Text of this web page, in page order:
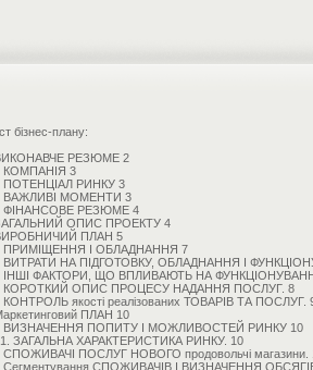
бізнес-плану:
РЕЗЮМЕ 2
КОМПАНІЯ 3
ПОТЕНЦІАЛ РИНКУ 3
ВАЖЛИВІ МОМЕНТИ 3
ФІНАНСОВЕ РЕЗЮМЕ 4
ОПИС ПРОЕКТУ 4
ПЛАН 5
ПРИМІЩЕННЯ І ОБЛАДНАННЯ 7
ВИТРАТИ НА ПІДГОТОВКУ, ОБЛАДНАННЯ І
ІНШІ ФАКТОРИ, ЩО ВПЛИВАЮТЬ НА
КОРОТКИЙ ОПИС ПРОЦЕСУ НАДАННЯ ПОСЛУГ. 8
КОНТРОЛЬ якості реалізованих ТОВАРІВ ТА ПОСЛУГ.
ПЛАН 10
ВИЗНАЧЕННЯ ПОПИТУ І МОЖЛИВОСТЕЙ РИНКУ 10
ЗАГАЛЬНА ХАРАКТЕРИСТИКА РИНКУ. 10
СПОЖИВАЧІ ПОСЛУГ НОВОГО продовольчі магазини.
Сегментування СПОЖИВАЧІВ І ВИЗНАЧЕННЯ